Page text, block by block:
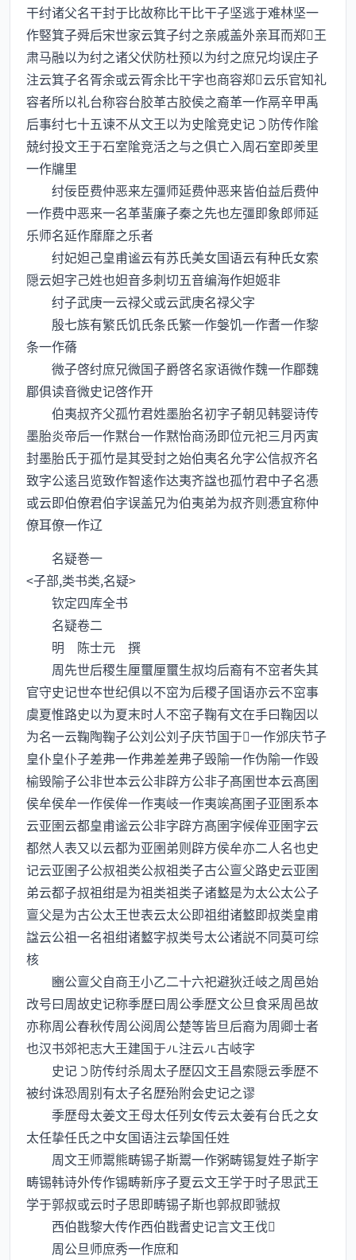
干纣诸父名干封于比故称比干比干子坚逃于难林坚一
作竪箕子舜后宋世家云箕子纣之亲戚盖外亲耳而郑王
肃马融以为纣之诸父伏防杜预以为纣之庶兄均误庄子
注云箕子名胥余或云胥余比干字也商容郑云乐官知礼
容者所以礼台称容台胶革古胶侯之裔革一作鬲辛甲禹
后事纣七十五谏不从文王以为史隂竞史记防传作隂
兢纣投文王于石室隂竞活之与之俱亡入周石室即羑里
一作牖里
纣佞臣费仲恶来左彊师延费仲恶来皆伯益后费仲
一作费中恶来一名革蜚廉子秦之先也左彊即象郎师延
乐师名延作靡靡之乐者
纣妃妲己皇甫谧云有苏氏美女国语云有种氏女索
隠云妲字己姓也妲音多刺切五音编海作妲姬非
纣子武庚一云禄父或云武庚名禄父字
殷七族有繁氏饥氏条氏繁一作媻饥一作耆一作黎
条一作蓨
微子啓纣庶兄微国子爵啓名家语微作魏一作郿魏
郿俱读音微史记啓作开
伯夷叔齐父孤竹君姓墨胎名初字子朝见韩婴诗传
墨胎炎帝后一作黙台一作黙怡商汤即位元祀三月丙寅
封墨胎氏于孤竹是其受封之始伯夷名允字公信叔齐名
致字公逺吕览致作智逺作达夷齐諡也孤竹君中子名慿
或云即伯僚君伯字误盖兄为伯夷弟为叔齐则慿宜称仲
僚耳僚一作辽
名疑巻一
<子部,类书类,名疑>
钦定四库全书
名疑卷二
明 陈士元 撰
周先世后稷生厘蠒厘蠒生叔均后裔有不窋者失其
官守史记世夲世纪俱以不窋为后稷子国语亦云不窋事
虞夏惟路史以为夏末时人不窋子鞠有文在手曰鞠因以
为名一云鞠陶鞠子公刘公刘子庆节国于一作邠庆节子
皇仆皇仆子差弗一作弗差差弗子毁隃一作伪隃一作毁
榆毁隃子公非世本云公非辟方公非子髙圉世本云髙圉
侯牟侯牟一作侯侔一作夷岐一作夷竢髙圉子亚圉系本
云亚圉云都皇甫谧云公非字辟方髙圉字候侔亚圉字云
都然人表又以云都为亚圉弟则辟方侯牟亦二人名也史
记云亚圉子公叔祖类公叔祖类子古公亶父路史云亚圉
弟云都子叔祖绀是为祖类祖类子诸盭是为太公太公子
亶父是为古公太王世表云太公即祖绀诸盭即叔类皇甫
諡云公祖一名祖绀诸盭字叔类号太公诸説不同莫可综
核
豳公亶父自商王小乙二十六祀避狄迁岐之周邑始
改号曰周故史记称季歴曰周公季歴文公旦食采周邑故
亦称周公春秋传周公阅周公楚等皆旦后裔为周卿士者
也汉书郊祀志大王建国于注云古岐字
史记防传纣杀周太子歴囚文王昌索隠云季歴不
被纣诛恐周别有太子名歴殆附会史记之谬
季歴母太姜文王母太任列女传云太姜有台氏之女
太任挚任氏之中女国语注云挚国任姓
周文王师鬻熊畴锡子斯鬻一作粥畴锡复姓子斯字
畴锡韩诗外传作锡畴新序子夏云文王学于时子思武王
学于郭叔或云时子思即畴锡子斯也郭叔即虢叔
西伯戡黎大传作西伯戡耆史记言文王伐
周公旦师庶秀一作庶和